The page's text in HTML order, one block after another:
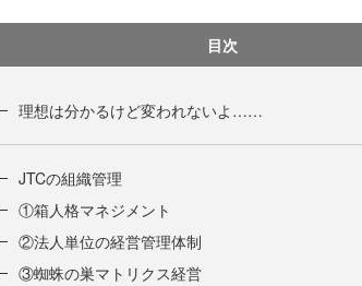
目次
理想は分かるけど変われないよ……
JTCの組織管理
①箱人格マネジメント
②法人単位の経営管理体制
③蜘蛛の巣マトリクス経営